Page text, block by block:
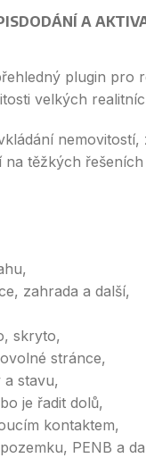
DODÁNÍ A
plugin pro
velkých
těžkých
zahrada a další,
skryto,
stránce,
stavu,
je řadit dolů,
kontaktem,
PENB a